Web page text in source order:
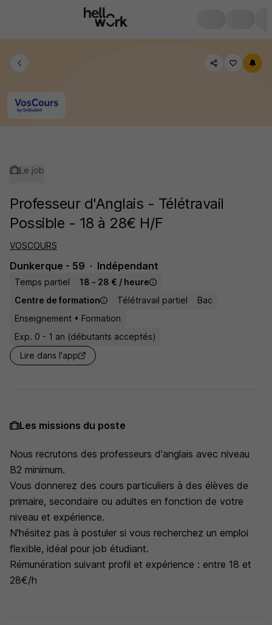
Le job
Professeur d'Anglais - Télétravail
Possible - 18 à 28€ H/F
VOSCOURS
Dunkerque - 59 Indépendant
Temps partiel
18 - 28 € / heure
Centre de formation
Télétravail partiel
Bac
Enseignement • Formation
Exp. 0 - 1 an (débutants acceptés)
Lire dans l'app
Les missions du poste
Nous recrutons des professeurs d'anglais avec niveau
B2 minimum.
Vous donnerez des cours particuliers à des élèves de
primaire, secondaire ou adultes en fonction de votre
niveau et expérience.
N'hésitez pas à postuler si vous recherchez un emploi
flexible, idéal pour job étudiant.
Rémunération suivant profil et expérience : entre 18 et
28€/h